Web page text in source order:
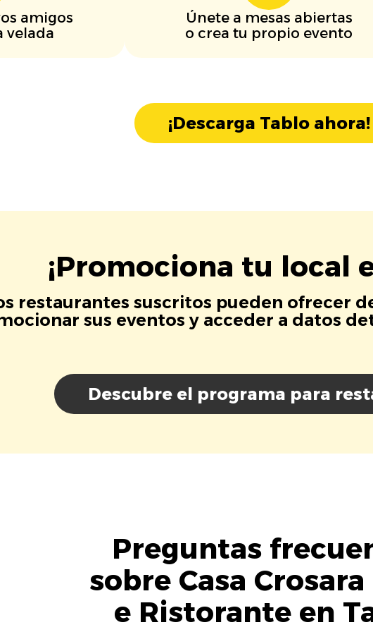
amigos
velada
Únete a mesas abiertas
o crea tu propio evento
¡Descarga Tablo ahora!
¡Promociona tu local
restaurantes suscritos pueden ofrecer
sus eventos y acceder a datos
Descubre el programa para
Preguntas
sobre Casa Crosara
e Ristorante en